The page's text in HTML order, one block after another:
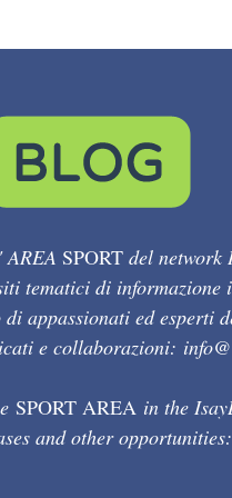
SPORT del network
tematici di informazione
appassionati ed esperti
e collaborazioni:
SPORT AREA in the
and other opportunities: